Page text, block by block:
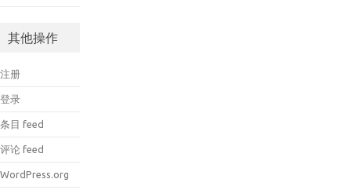
其他操作
注册
登录
条目 feed
评论 feed
WordPress.org